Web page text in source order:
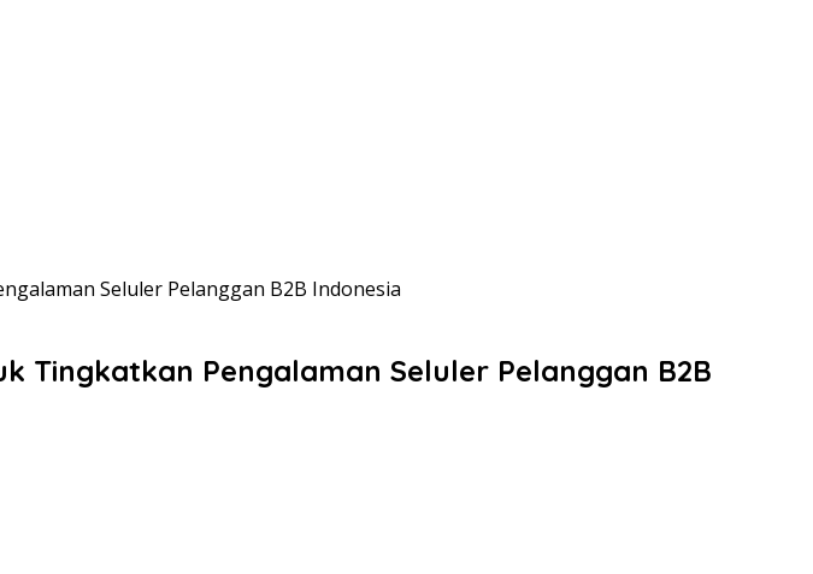
Seluler Pelanggan B2B Indonesia
Tingkatkan Pengalaman Seluler Pelanggan B2B